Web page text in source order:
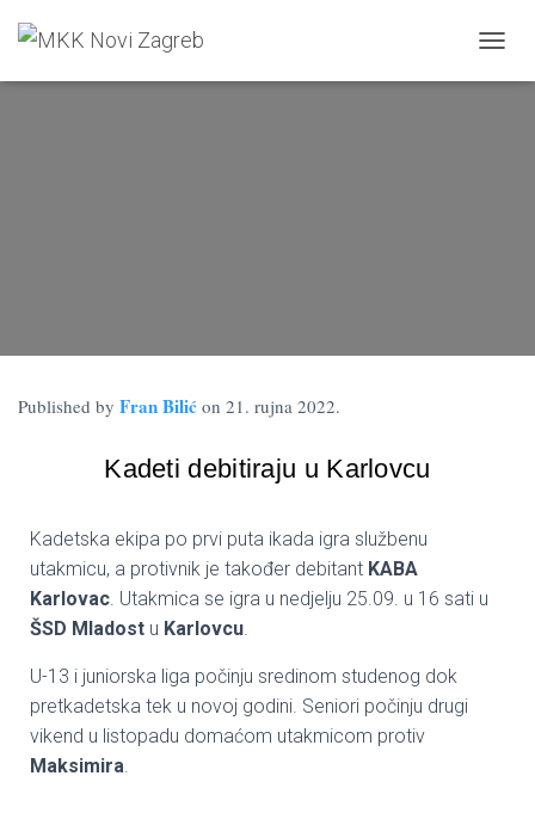
Published by Fran Bilić on 21. rujna 2022.
Kadeti debitiraju u Karlovcu
Kadetska ekipa po prvi puta ikada igra službenu
utakmicu, a protivnik je također debitant KABA
Karlovac. Utakmica se igra u nedjelju 25.09. u 16 sati u
ŠSD Mladost u Karlovcu.
U-13 i juniorska liga počinju sredinom studenog dok
pretkadetska tek u novoj godini. Seniori počinju drugi
vikend u listopadu domaćom utakmicom protiv
Maksimira.